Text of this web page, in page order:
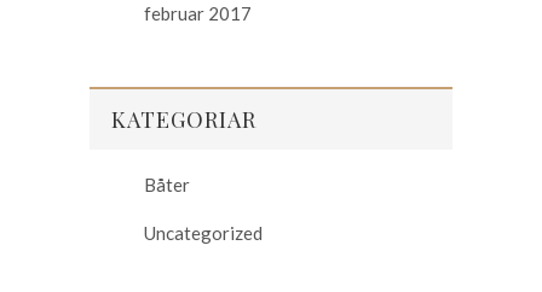
februar 2017
KATEGORIAR
Båter
Uncategorized